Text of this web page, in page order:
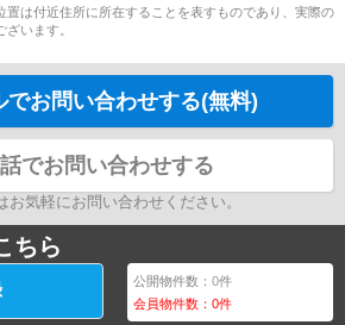
は付近住所に所在することを表すものであり、実際の
います。
でお問い合わせする(無料)
でお問い合わせする
お気軽にお問い合わせください。
ちら
公開物件数：0件
会員物件数：0件